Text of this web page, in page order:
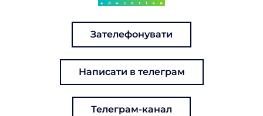
Зателефонувати
Написати в телеграм
Телеграм-канал